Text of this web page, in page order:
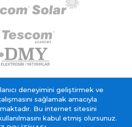
Genel Aydınlatma Metni
Bilgi Toplumu Hizmeti
deneyimini geliştirmek ve
sağlamak amacıyla
Bu internet sitesini
kabul etmiş olursunuz.